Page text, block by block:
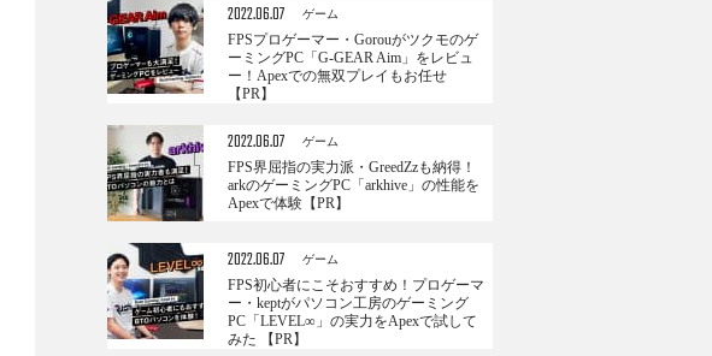
2022.06.07 ゲーム
FPSプロゲーマー・Gorouがツクモのゲ
ーミングPC「G-GEAR Aim」をレビュ
ー！Apexでの無双プレイもお任せ
【PR】
2022.06.07 ゲーム
FPS界屈指の実力派・GreedZzも納得！
arkのゲーミングPC「arkhive」の性能を
Apexで体験【PR】
2022.06.07 ゲーム
FPS初心者にこそおすすめ！プロゲーマ
ー・keptがパソコン工房のゲーミング
PC「LEVEL∞」の実力をApexで試して
みた 【PR】